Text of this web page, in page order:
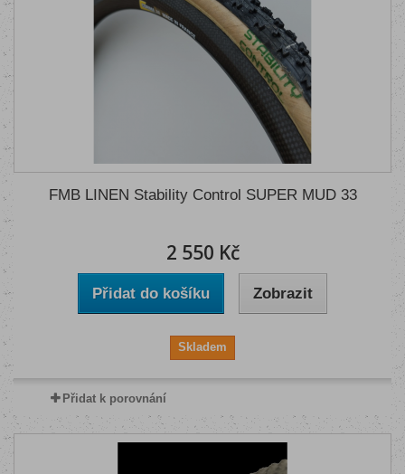
FMB LINEN Stability Control SUPER MUD 33
2 550 Kč
Přidat do košíku Zobrazit
Skladem
Přidat k porovnání